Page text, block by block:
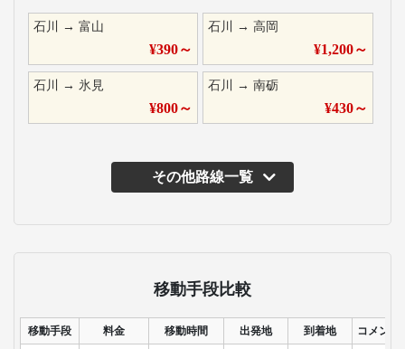
石川 → 富山
¥390～
石川 →高岡
¥1,200～
石川 → 氷見
¥800～
石川 →南砺
¥430～
その他路線一覧
移動手段比較
移動手段 料金 移動時間 出発地 到着地 コメント